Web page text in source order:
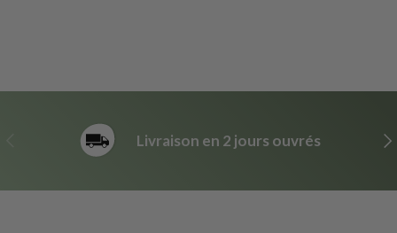
Livraison en 2 jours ouvrés